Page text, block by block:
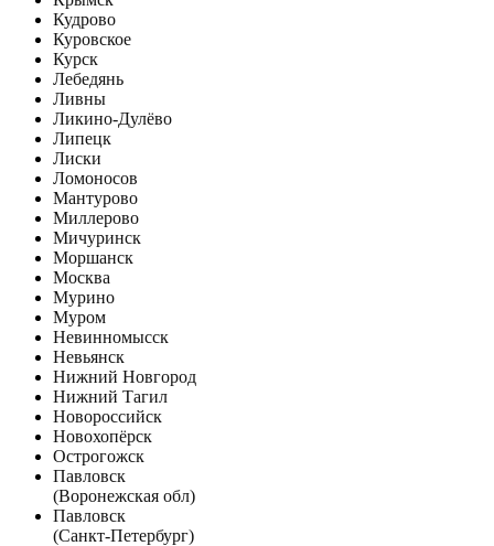
Кудрово
Куровское
Курск
Лебедянь
Ливны
Ликино-Дулёво
Липецк
Лиски
Ломоносов
Мантурово
Миллерово
Мичуринск
Моршанск
Москва
Мурино
Муром
Невинномысск
Невьянск
Нижний Новгород
Нижний Тагил
Новороссийск
Новохопёрск
Острогожск
Павловск
(Воронежская обл)
Павловск
(Санкт-Петербург)